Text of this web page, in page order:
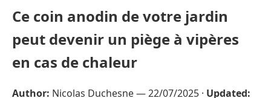
Ce coin anodin de votre jardin
peut devenir un piège à vipères
en cas de chaleur
Author: Nicolas Duchesne —22/07/2025 · Updated: